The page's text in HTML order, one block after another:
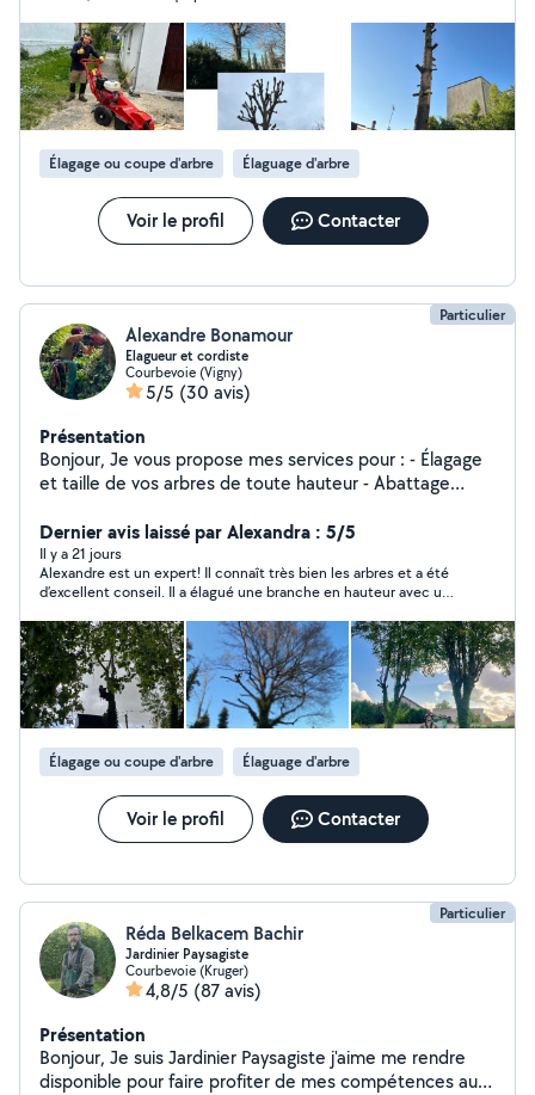
rouleau et SEMI N'hésitez pas à me contacter -mon
O633223304 Je suis disponible et à votre écoute.
Merci pour votre confiance.
Élagage ou coupe d'arbre Élaguage d'arbre
Voir le profil Contacter
Particulier
Alexandre Bonamour
Elagueur et cordiste
Courbevoie (Vigny)
5/5 (30 avis)
Présentation
Bonjour, Je vous propose mes services pour : - Élagage
et taille de vos arbres de toute hauteur - Abattage
clotures, cables electrique ) - taille de haie sans limite
de hauteur - dessouchage sans limite de taille.
(extraction par arrachement OU rogneuse de souche). -
Travaux en hauteur et accès difficile - debroussaillage
J'ai une expérience de plus de 10 ans dans l'élagage et
les travaux sur cordes. Je travaille soigneusement avec
du materiel professionnel et des equipements de
securité adaptés. N'hésitez pas à me contacter pour
plus d'informations. Je suis situé à Courbevoie et me
déplace dans les départements voisins. N'hesitez pas à
me contacter par telephone au 06-32-34-47-31. Merci.
A bientot, Alexandre
Dernier avis laissé par Alexandra : 5/5
Il y a 21 jours
Alexandre est un expert! Il connaît très bien les arbres et a été
d’excellent conseil. Il a élagué une branche en hauteur avec un
rendu propre. Très pro et sympathique! Merci beaucoup.
Élagage ou coupe d'arbre Élaguage d'arbre
Voir le profil Contacter
Particulier
Réda Belkacem Bachir
Jardinier Paysagiste
Courbevoie (Kruger)
4,8/5 (87 avis)
Présentation
Bonjour, Je suis Jardinier Paysagiste j'aime me rendre
disponible pour faire profiter de mes compétences aux